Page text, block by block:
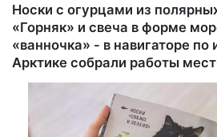
Носки с огурцами из
«Горняк» и свеча в форме
«ванночка» - в навигаторе по
Арктике собрали работы